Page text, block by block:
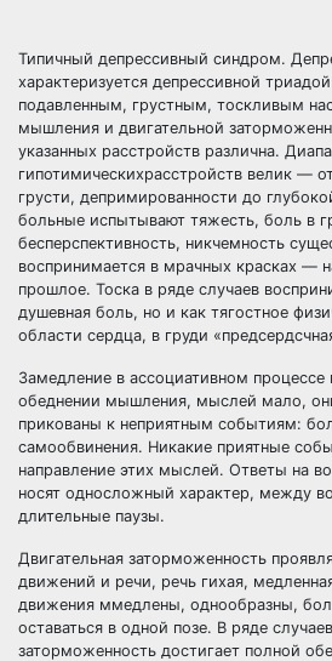
Типичный депрессивный синдром.
характеризуется депрессивной
подавленным, грустным, тоскливым
мышления и двигательной
указанных расстройств различна.
гипотимическихрасстройств велик —
грусти, депримированности до
больные испытывают тяжесть, боль в
бесперспективность, никчемность
воспринимается в мрачных красках —
прошлое. Тоска в ряде случаев
душевная боль, но и как тягостное
области сердца, в груди
Замедление в ассоциативном процессе
обеднении мышления, мыслей мало,
прикованы к неприятным событиям:
самообвинения. Никакие приятные
направление этих мыслей. Ответы на
носят односложный характер, между
длительные паузы.
Двигательная заторможенность
движений и речи, речь гихая,
движения ммедлены, однообразны,
оставаться в одной позе. В ряде
заторможенность достигает полной